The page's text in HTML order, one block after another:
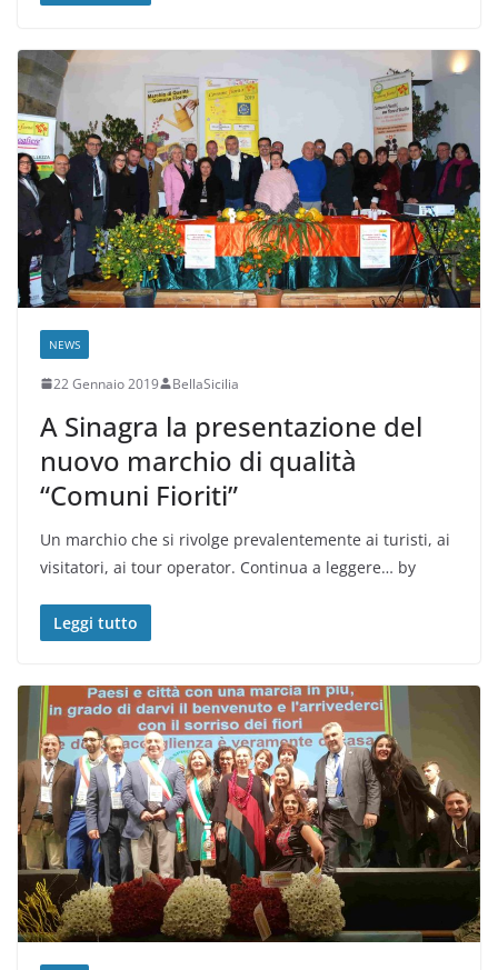
NEWS
22 Gennaio 2019 BellaSicilia
A Sinagra la presentazione del
nuovo marchio di qualità
“Comuni Fioriti”
Un marchio che si rivolge prevalentemente ai turisti, ai
visitatori, ai tour operator. Continua a leggere… by
Leggi tutto